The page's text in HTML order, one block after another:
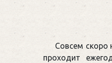
Совсем скоро
проходит